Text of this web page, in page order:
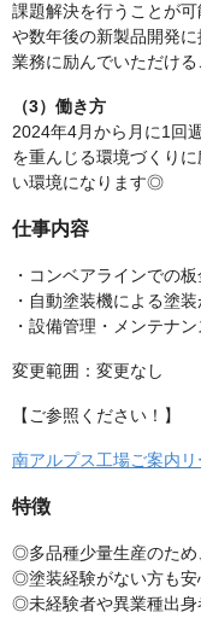
課題解決を行うことが
や数年後の新製品開発
業務に励んでいただける
（3）働き方
2024年4月から月に1回
を重んじる環境づくり
い環境になります◎
仕事内容
・コンベアラインでの
・自動塗装機による塗
・設備管理・メンテナ
変更範囲：変更なし
【ご参照ください！】
南アルプス工場ご案内リ
特徴
◎多品種少量生産のため
◎塗装経験がない方も安
◎未経験者や異業種出身